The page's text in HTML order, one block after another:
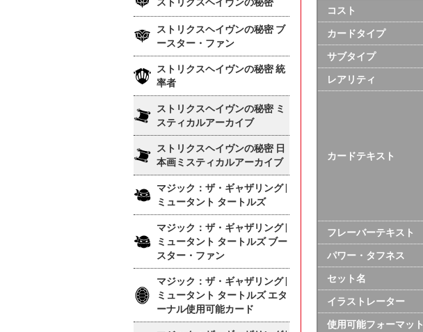
コスト
カードタイプ
サブタイプ
レアリティ
カードテキスト
フレーバーテキスト
パワー・タフネス
セット名
イラストレーター
使用可能フォーマット